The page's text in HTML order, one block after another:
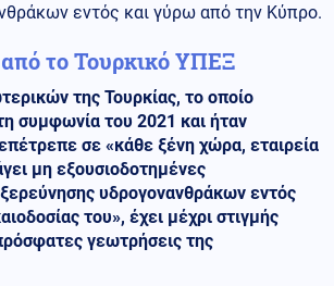
εντός και γύρω από την Κύπρο.
από το Τουρκικό ΥΠΕΞ
της Τουρκίας, το οποίο
συμφωνία του 2021 και ήταν
σε «κάθε ξένη χώρα, εταιρεία
μη εξουσιοδοτημένες
υδρογονανθράκων εντός
του», έχει μέχρι στιγμής
γεωτρήσεις της